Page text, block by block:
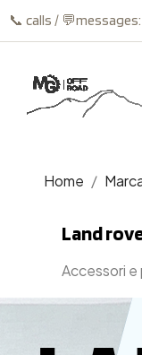
📞 calls / 💬messages:
Home
Land
Accessori